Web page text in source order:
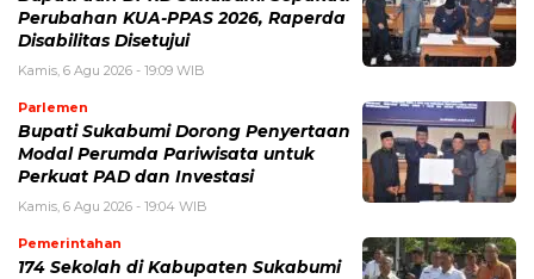
Perubahan KUA-PPAS 2026, Raperda
Disabilitas Disetujui
Kamis, 6 Agu 2026 - 19:09 WIB
Parlemen
Bupati Sukabumi Dorong Penyertaan
Modal Perumda Pariwisata untuk
Perkuat PAD dan Investasi
Kamis, 6 Agu 2026 - 19:04 WIB
Pemerintahan
174 Sekolah di Kabupaten Sukabumi